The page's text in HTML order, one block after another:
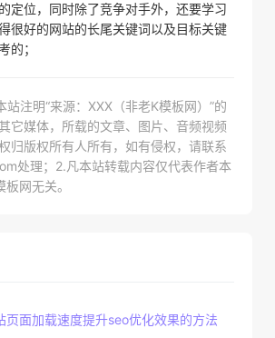
定位，同时除了竞争对手外，还要学习
很好的网站的长尾关键词以及目标关键
的；
站注明“来源：XXX（非老K模板网）”的
它媒体，所载的文章、图片、音频视频
归版权所有人所有，如有侵权，请联系
处理；2.凡本站转载内容仅代表作者本
网无关。
页面加载速度提升seo优化效果的方法